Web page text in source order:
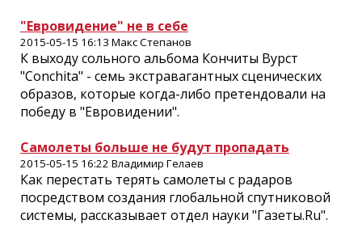
"Евровидение" не в себе
2015-05-15 16:13 Макс Степанов
К выходу сольного альбома Кончиты Вурст
"Conchita" - семь экстравагантных сценических
образов, которые когда-либо претендовали на
победу в "Евровидении".
Самолеты больше не будут пропадать
2015-05-15 16:22 Владимир Гелаев
Как перестать терять самолеты с радаров
посредством создания глобальной спутниковой
системы, рассказывает отдел науки "Газеты.Ru".